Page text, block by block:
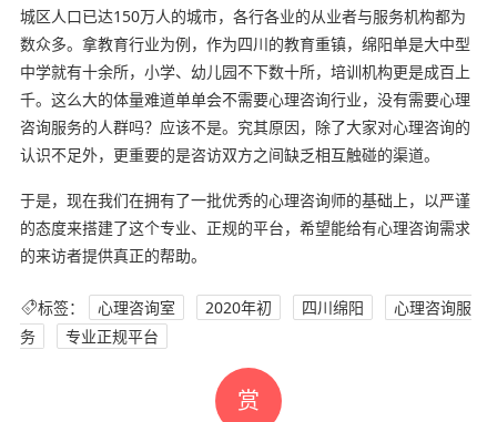
城区人口已达150万人的城市，各行各业的从业者与服务机构都为
数众多。拿教育行业为例，作为四川的教育重镇，绵阳单是大中型
中学就有十余所，小学、幼儿园不下数十所，培训机构更是成百上
千。这么大的体量难道单单会不需要心理咨询行业，没有需要心理
咨询服务的人群吗？应该不是。究其原因，除了大家对心理咨询的
认识不足外，更重要的是咨访双方之间缺乏相互触碰的渠道。
于是，现在我们在拥有了一批优秀的心理咨询师的基础上，以严谨
的态度来搭建了这个专业、正规的平台，希望能给有心理咨询需求
的来访者提供真正的帮助。
标签： 心理咨询室 2020年初 四川绵阳
心理咨询服
务
专业正规平台
赏